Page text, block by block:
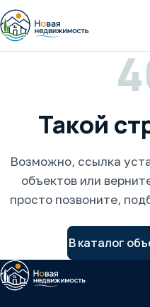
Такой
Возможно, ссылка
объектов или
просто позвоните,
В каталог